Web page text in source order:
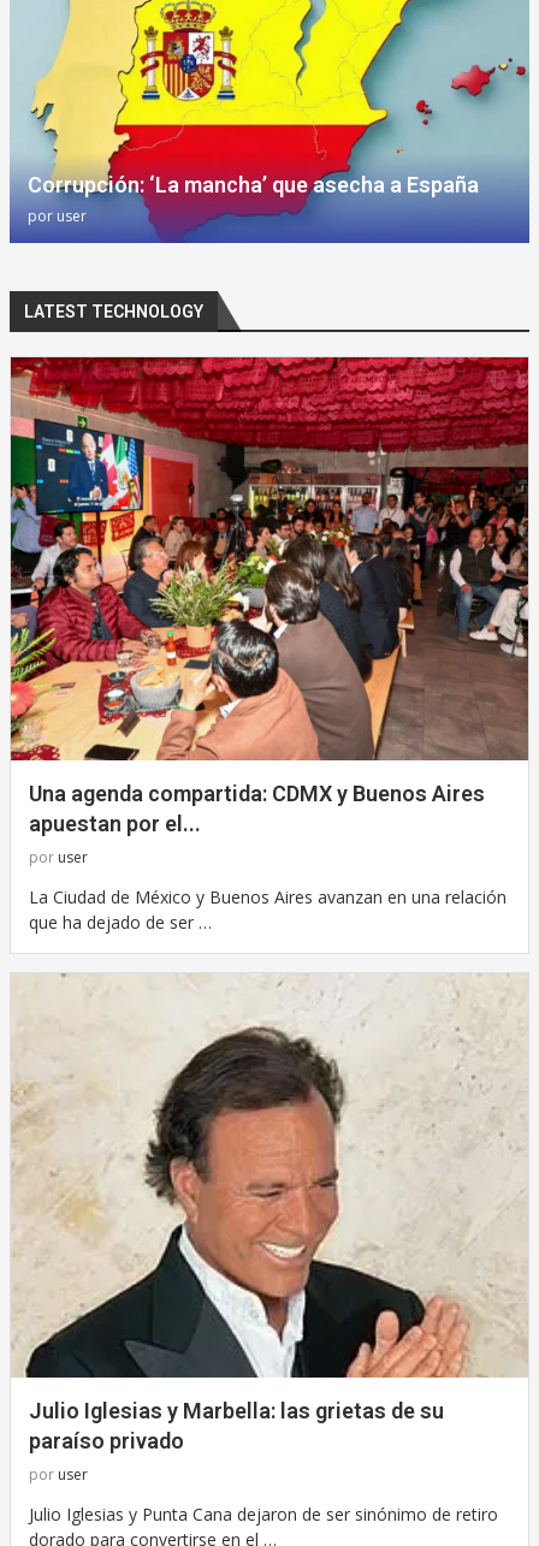
Corrupción: ‘La mancha’ que asecha a España
por user
LATEST TECHNOLOGY
Una agenda compartida: CDMX y Buenos Aires
apuestan por el...
por user
La Ciudad de México y Buenos Aires avanzan en una relación
que ha dejado de ser …
Julio Iglesias y Marbella: las grietas de su
paraíso privado
por user
Julio Iglesias y Punta Cana dejaron de ser sinónimo de retiro
dorado para convertirse en el …